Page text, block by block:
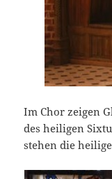
Im Chor zeigen
des heiligen
stehen die